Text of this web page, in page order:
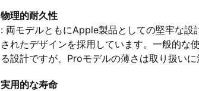
物理的耐久性
: 両モデルともにApple製品としての堅牢な
されたデザインを採用しています。一般的な
る設計ですが、Proモデルの薄さは取り扱いに
実用的な寿命